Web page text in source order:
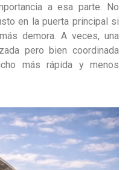
a esa parte. No
en la puerta principal si
demora. A veces, una
pero bien coordinada
más rápida y menos